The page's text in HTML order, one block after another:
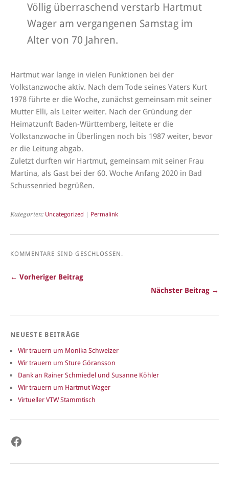
Völlig überraschend verstarb Hartmut
Wager am vergangenen Samstag im
Alter von 70 Jahren.
Hartmut war lange in vielen Funktionen bei der
Volkstanzwoche aktiv. Nach dem Tode seines Vaters Kurt
1978 führte er die Woche, zunächst gemeinsam mit seiner
Mutter Elli, als Leiter weiter. Nach der Gründung der
Heimatzunft Baden-Württemberg, leitete er die
Volkstanzwoche in Überlingen noch bis 1987 weiter, bevor
er die Leitung abgab.
Zuletzt durften wir Hartmut, gemeinsam mit seiner Frau
Martina, als Gast bei der 60. Woche Anfang 2020 in Bad
Schussenried begrüßen.
Kategorien: Uncategorized | Permalink
KOMMENTARE SIND GESCHLOSSEN.
← Vorheriger Beitrag
Nächster Beitrag →
NEUESTE BEITRÄGE
Wir trauern um Monika Schweizer
Wir trauern um Sture Göransson
Dank an Rainer Schmiedel und Susanne Köhler
Wir trauern um Hartmut Wager
Virtueller VTW Stammtisch
Facebook